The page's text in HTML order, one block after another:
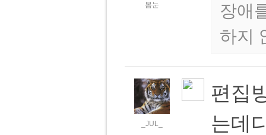
봄눈
장애
하지
_JUL_
편집
는데